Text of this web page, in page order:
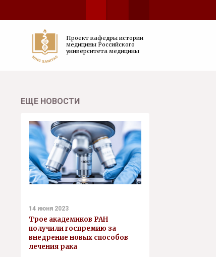
Проект кафедры истории
медицины Российского
университета медицины
ЕЩЕ НОВОСТИ
14 июня 2023
Трое академиков РАН
получили госпремию за
внедрение новых способов
лечения рака